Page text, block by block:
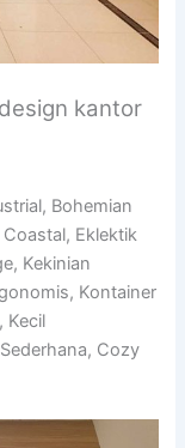
kantor
Bohemian
Eklektik
Kekinian
Kontainer
Kecil
Cozy